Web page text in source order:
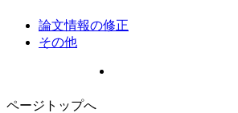
論文情報の修正
その他
ページトップへ